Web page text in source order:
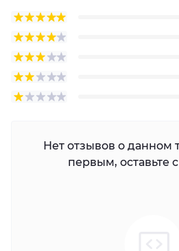
Цвет корпуса
Матрица камеры
Ток, коммутируемый реле
Нет отзывов о данном
первым, оставьте